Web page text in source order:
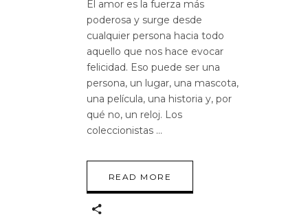
El amor es la fuerza más
poderosa y surge desde
cualquier persona hacia todo
aquello que nos hace evocar
felicidad. Eso puede ser una
persona, un lugar, una mascota,
una película, una historia y, por
qué no, un reloj. Los
coleccionistas
READ MORE